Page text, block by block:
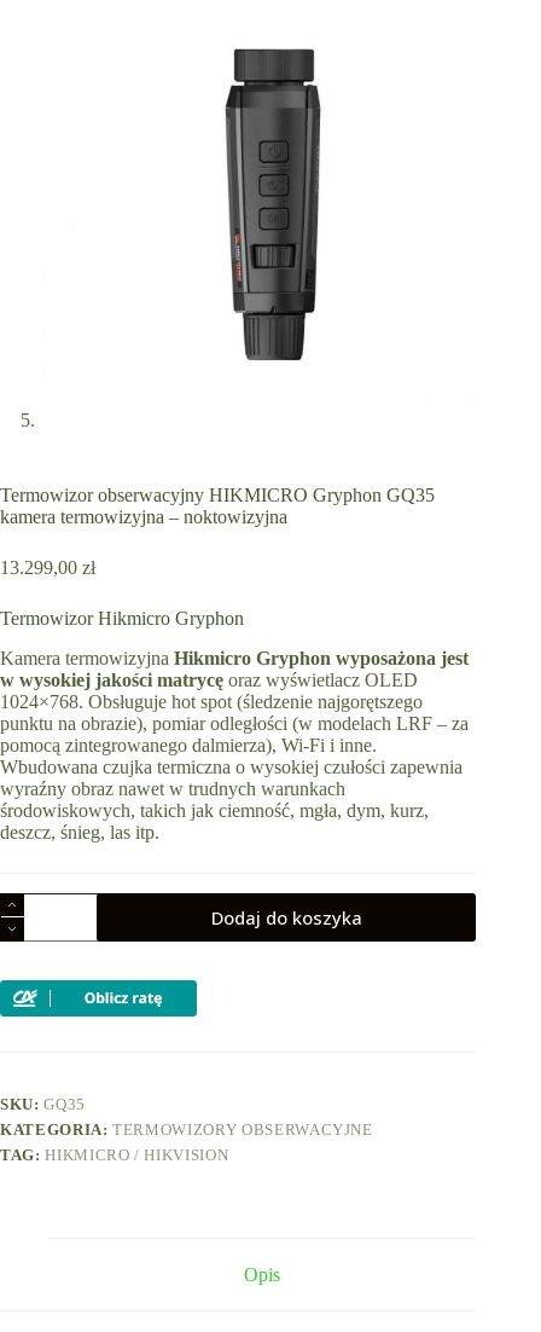
Termowizor obserwacyjny HIKMICRO Gryphon GQ35
kamera termowizyjna – noktowizyjna
13.299,00 zł
Termowizor Hikmicro Gryphon
Kamera termowizyjna Hikmicro Gryphon wyposażona jest
w wysokiej jakości matrycę oraz wyświetlacz OLED
1024×768. Obsługuje hot spot (śledzenie najgorętszego
punktu na obrazie), pomiar odległości (w modelach LRF – za
pomocą zintegrowanego dalmierza), Wi-Fi i inne.
Wbudowana czujka termiczna o wysokiej czułości zapewnia
wyraźny obraz nawet w trudnych warunkach
środowiskowych, takich jak ciemność, mgła, dym, kurz,
deszcz, śnieg, las itp.
ilość
Termowizor
obserwacyjny
Gryphon
GQ35
Dodaj do koszyka
SKU:GQ35
KATEGORIA:TERMOWIZORY OBSERWACYJNE
TAG:HIKMICRO / HIKVISION
Opis